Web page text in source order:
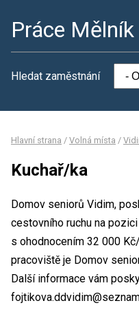
Práce Mělník
Hledat zaměstnání
Hlavní strana / Volná místa /
Kuchař/ka
Domov seniorů Vidim,
cestovního ruchu na
s ohodnocením 32 000
pracoviště je Domov
Další informace vám